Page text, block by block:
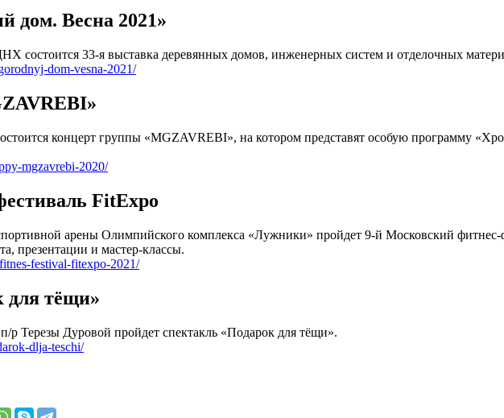
дом. Весна 2021»
состоится 33-я выставка деревянных домов, инженерных систем и отделочных
dom-vesna-2021/
концерт группы «MGZAVREBI», на котором представят особую программу
mgzavrebi-2020/
FitExpo
арены Олимпийского комплекса «Лужники» пройдет 9-й Московский
презентации и мастер-классы.
festival-fitexpo-2021/
для тёщи»
р Терезы Дуровой пройдет спектакль «Подарок для тёщи».
dlja-teschi/